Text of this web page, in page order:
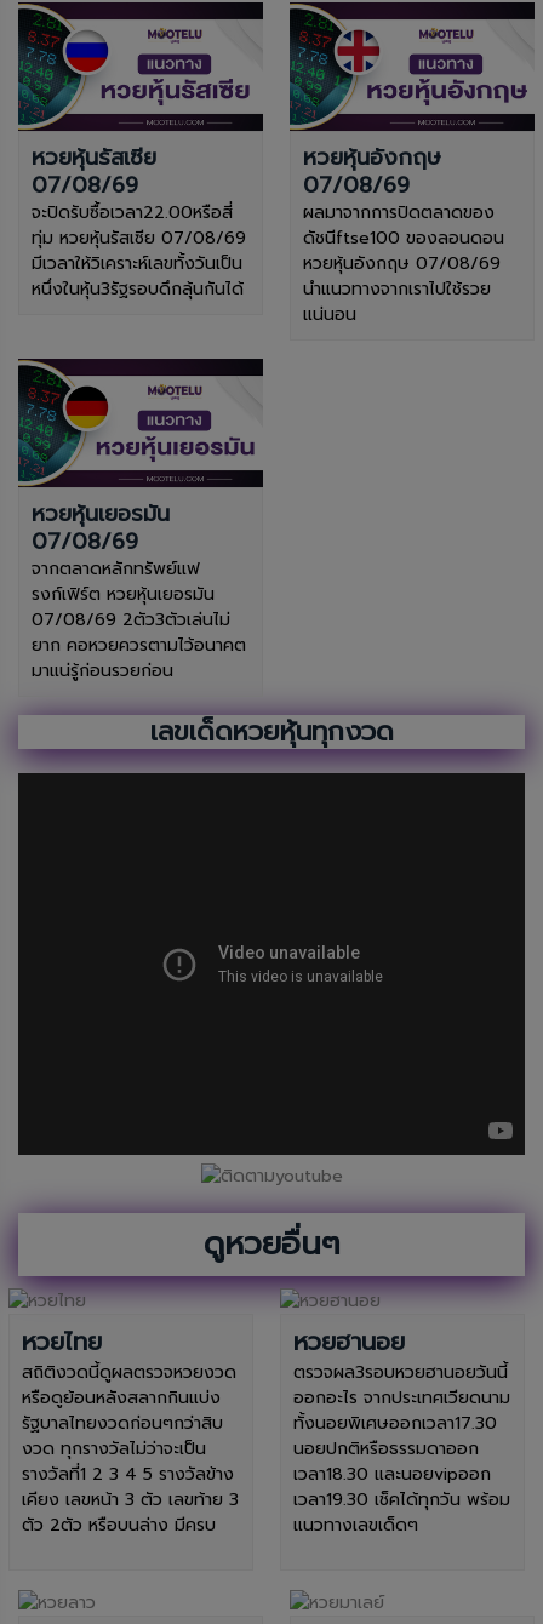
หวยหุ้นรัสเซีย
07/08/69
จะปิดรับซื้อเวลา22.00หรือสี่
ทุ่ม หวยหุ้นรัสเซีย 07/08/69
มีเวลาให้วิเคราะห์เลขทั้งวันเป็น
หนึ่งในหุ้น3รัฐรอบดึกลุ้นกันได้
หวยหุ้นอังกฤษ
07/08/69
ผลมาจากการปิดตลาดของ
ดัชนีftse100 ของลอนดอน
หวยหุ้นอังกฤษ 07/08/69
นำแนวทางจากเราไปใช้รวย
แน่นอน
หวยหุ้นเยอรมัน
07/08/69
จากตลาดหลักทรัพย์แฟ
รงก์เฟิร์ต หวยหุ้นเยอรมัน
07/08/69 2ตัว3ตัวเล่นไม่
ยาก คอหวยควรตามไว้อนาคต
มาแน่รู้ก่อนรวยก่อน
เลขเด็ดหวยหุ้นทุกงวด
ดูหวยอื่นๆ
หวยไทย
สถิติงวดนี้ดูผลตรวจหวยงวด
หรือดูย้อนหลังสลากกินแบ่ง
รัฐบาลไทยงวดก่อนๆกว่าสิบ
งวด ทุกรางวัลไม่ว่าจะเป็น
รางวัลที่1 2 3 4 5 รางวัลข้าง
เคียง เลขหน้า 3 ตัว เลขท้าย 3
ตัว 2ตัว หรือบนล่าง มีครบ
หวยฮานอย
ตรวจผล3รอบหวยฮานอยวันนี้
ออกอะไร จากประเทศเวียดนาม
ทั้งนอยพิเศษออกเวลา17.30
นอยปกติหรือธรรมดาออก
เวลา18.30 และนอยvipออก
เวลา19.30 เช็คได้ทุกวัน พร้อม
แนวทางเลขเด็ดๆ